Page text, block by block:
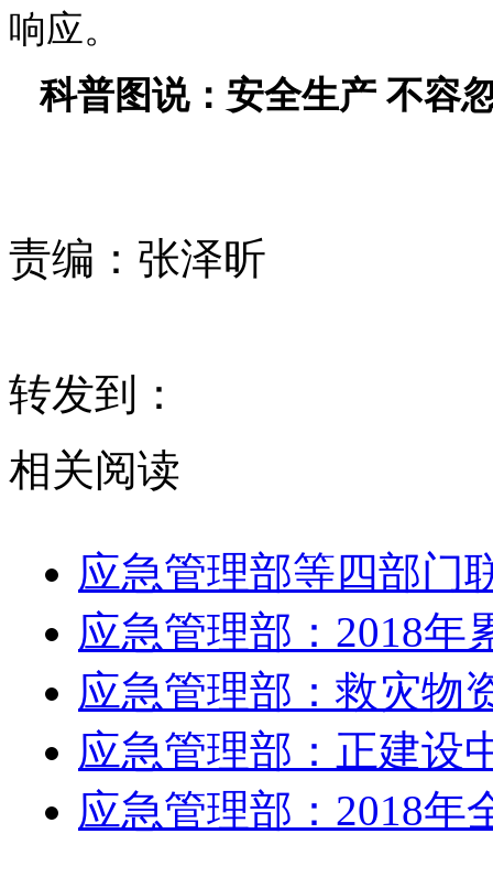
响应。
科普图说：安全生产 不容
责编： 张泽昕
转发到：
相关阅读
应急管理部等四部门
应急管理部：2018年
应急管理部：救灾物
应急管理部：正建设
应急管理部：2018年